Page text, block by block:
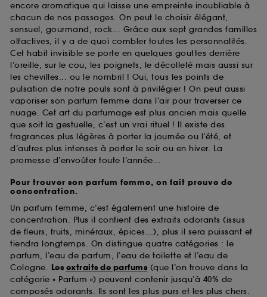
encore aromatique qui laisse une empreinte inoubliable à
chacun de nos passages. On peut le choisir élégant,
sensuel, gourmand, rock... Grâce aux sept grandes familles
olfactives, il y a de quoi combler toutes les personnalités.
Cet habit invisible se porte en quelques gouttes derrière
l’oreille, sur le cou, les poignets, le décolleté mais aussi sur
les chevilles... ou le nombril ! Oui, tous les points de
pulsation de notre pouls sont à privilégier ! On peut aussi
vaporiser son parfum femme dans l’air pour traverser ce
nuage. Cet art du parfumage est plus ancien mais quelle
que soit la gestuelle, c’est un vrai rituel ! Il existe des
fragrances plus légères à porter la journée ou l’été, et
d’autres plus intenses à porter le soir ou en hiver. La
promesse d’envoûter toute l’année...
Pour trouver son parfum femme, on fait preuve de
concentration.
Un parfum femme, c’est également une histoire de
concentration. Plus il contient des extraits odorants (issus
de fleurs, fruits, minéraux, épices...), plus il sera puissant et
tiendra longtemps. On distingue quatre catégories : le
parfum, l’eau de parfum, l’eau de toilette et l’eau de
Cologne. Les extraits de parfums (que l’on trouve dans la
catégorie « Parfum ») peuvent contenir jusqu’à 40% de
composés odorants. Ils sont les plus purs et les plus chers.